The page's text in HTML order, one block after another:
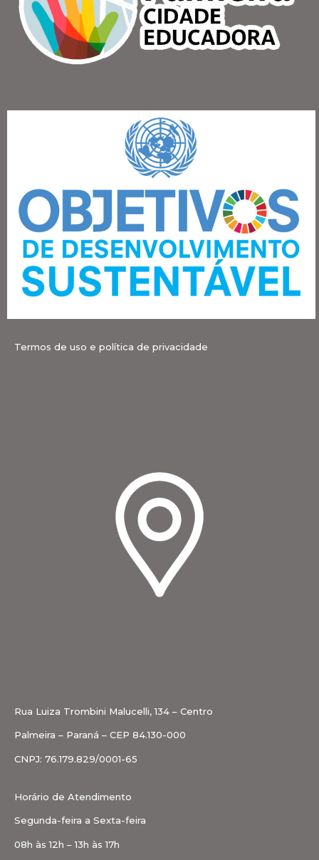
Termos de uso e política de privacidade
Rua Luiza Trombini Malucelli, 134 – Centro
Palmeira – Paraná – CEP 84.130-000
CNPJ: 76.179.829/0001-65
Horário de Atendimento
Segunda-feira a Sexta-feira
08h às 12h – 13h às 17h